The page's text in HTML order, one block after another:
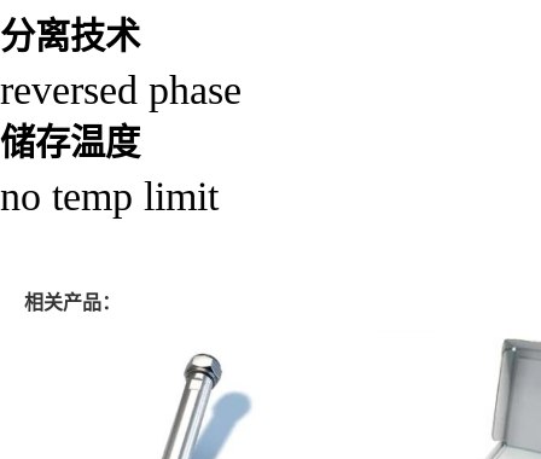
分离技术
reversed phase
储存温度
no temp limit
相关产品：